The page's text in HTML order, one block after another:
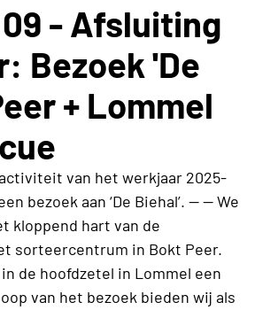
- Afsluiting
Bezoek 'De
+ Lommel
van het werkjaar 2025-
bezoek aan ‘De Biehal’. -- -- We
kloppend hart van de
sorteercentrum in Bokt Peer.
de hoofdzetel in Lommel een
van het bezoek bieden wij als